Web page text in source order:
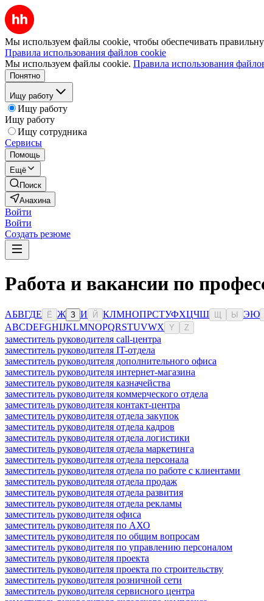
Мы используем файлы cookie, чтобы обеспечивать
Правила использования файлов cookie
Мы используем файлы cookie. Правила использования
Понятно
Ищу работу
Ищу работу
Ищу работу
Ищу сотрудника
Сервисы
Помощь
Ещё
Поиск
Анахина
Войти
Войти
Создать резюме
Работа и вакансии по
АБВГДЕ Ё Ж З И Й КЛМНОПРСТУФХЦЧШ Ы ЭЮ
ABCDEFGHIJKLMNOPQRSTUVWX Y Z
заместитель руководителя call-центра
заместитель руководителя IT-отдела
заместитель руководителя дополнительного офиса
заместитель руководителя интернет-магазина
заместитель руководителя казначейства
заместитель руководителя коммерческого отдела
заместитель руководителя контакт-центра
заместитель руководителя отдела закупок
заместитель руководителя отдела кадров
заместитель руководителя отдела логистики
заместитель руководителя отдела маркетинга
заместитель руководителя отдела персонала
заместитель руководителя отдела по работе с клиентами
заместитель руководителя отдела продаж
заместитель руководителя отдела развития
заместитель руководителя отдела рекламы
заместитель руководителя офиса
заместитель руководителя по АХО
заместитель руководителя по общим вопросам
заместитель руководителя по управлению персоналом
заместитель руководителя проекта
заместитель руководителя проекта по строительству
заместитель руководителя розничной сети
заместитель руководителя сервисного центра